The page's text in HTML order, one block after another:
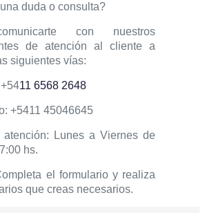
duda o consulta?
con nuestros
de atención al cliente a
siguientes vías:
11 6568 2648
+5411 45046645
atención: Lunes a Viernes de
hs.
el formulario y realiza
que creas necesarios.